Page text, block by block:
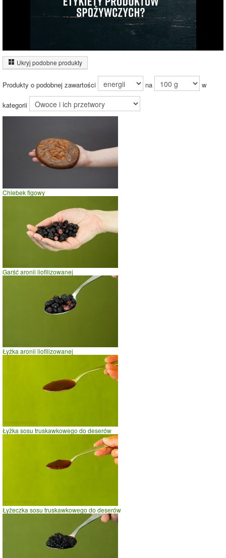
tłuszczów (7%)
Energia z
węglowodanów
7%
89%
Czas potrzebny na spalenie porcji ze zdjęcia
wadze70kg -zobacz dla swojej wagi
szybki taniec,trucht
prasowanie
prowadzenie samochodu
Ukryj podobne produkty
Produkty o podobnej zawartości na w
kategorii
Chlebek figowy
Garść aronii liofilizowanej
Łyżka aronii liofilizowanej
Łyżka sosu truskawkowego do deserów
Łyżeczka sosu truskawkowego do deserów